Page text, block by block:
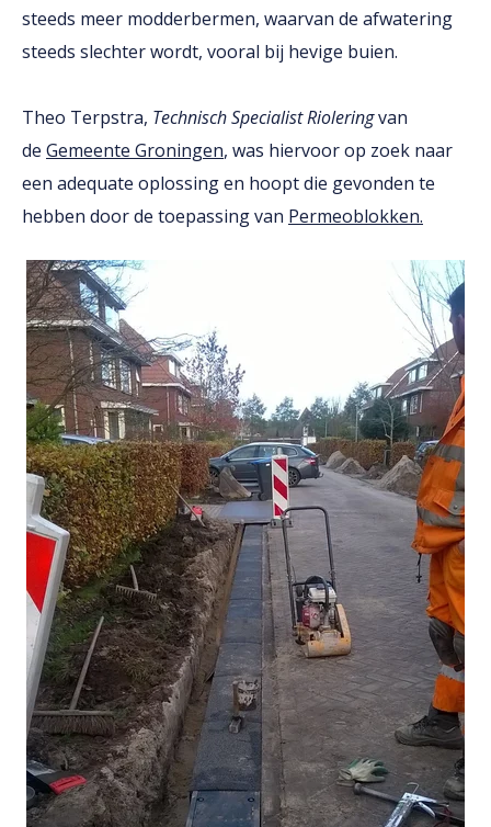
steeds meer modderbermen, waarvan de afwatering
steeds slechter wordt, vooral bij hevige buien.
Theo Terpstra, Technisch Specialist Rioleringvan
de Gemeente Groningen, was hiervoor op zoek naar
een adequate oplossing en hoopt die gevonden te
hebben door de toepassing van Permeoblokken.